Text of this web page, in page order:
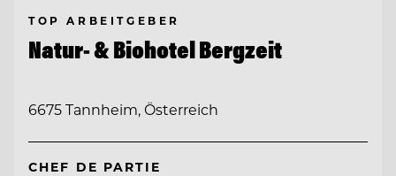
TOP ARBEITGEBER
Natur- & Biohotel Bergzeit
6675 Tannheim, Österreich
CHEF DE PARTIE